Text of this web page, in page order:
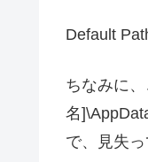
Default
ちなみに
名
で、見失